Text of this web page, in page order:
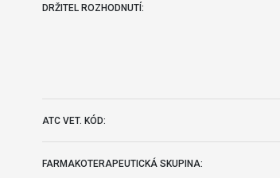
DRŽITEL ROZHODNUTÍ:
ATC VET. KÓD:
FARMAKOTERAPEUTICKÁ SKUPINA: